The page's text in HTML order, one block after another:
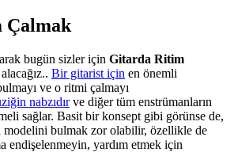
Çalmak
bugün sizler için Gitarda Ritim
Bir gitarist için en önemli
ve o ritmi çalmayı
nabzıdırve diğer tüm enstrümanların
sağlar. Basit bir konsept gibi görünse de,
modelini bulmak zor olabilir, özellikle de
endişelenmeyin, yardım etmek için